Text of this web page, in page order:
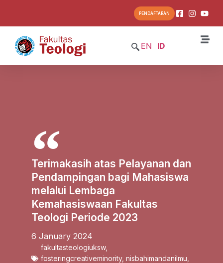
PENDAFTARAN
EN ID
Terimakasih atas Pelayanan dan
Pendampingan bagi Mahasiswa
melalui Lembaga
Kemahasiswaan Fakultas
Teologi Periode 2023
6 January 2024
fakultasteologiuksw,
fosteringcreativeminority, nisbahimandanilmu